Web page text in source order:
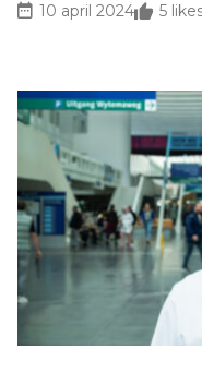
10 april 2024
5